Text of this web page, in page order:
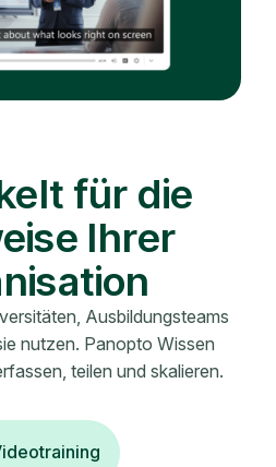
für die
Ihrer
Ausbildungsteams
nutzen. Panopto Wissen
teilen und skalieren.